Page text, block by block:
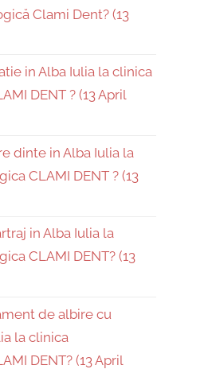
Clami Dent? (13
in Alba Iulia la clinica
DENT ? (13 April
dinte in Alba Iulia la
CLAMI DENT ? (13
in Alba Iulia la
CLAMI DENT? (13
de albire cu
la clinica
DENT? (13 April